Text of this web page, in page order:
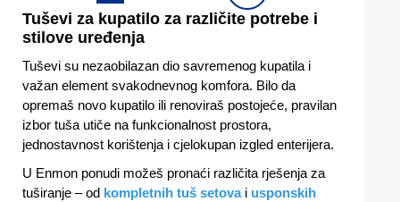
Tuševi za kupatilo za različite potrebe i
stilove uređenja
Tuševi su nezaobilazan dio savremenog kupatila i
važan element svakodnevnog komfora. Bilo da
opremaš novo kupatilo ili renoviraš postojeće, pravilan
izbor tuša utiče na funkcionalnost prostora,
jednostavnost korištenja i cjelokupan izgled enterijera.
U Enmon ponudi možeš pronaći različita rješenja za
tuširanje – od kompletnih tuš setovai usponskih